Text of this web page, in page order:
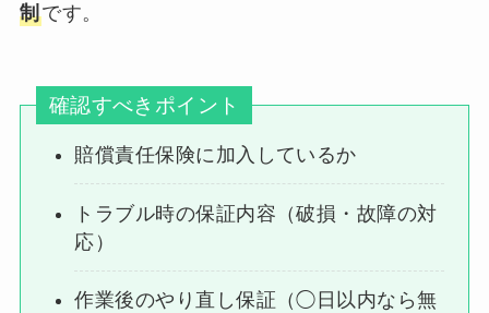
制です。
確認すべきポイント
賠償責任保険に加入しているか
トラブル時の保証内容（破損・故障の対
応）
作業後のやり直し保証（◯日以内なら無